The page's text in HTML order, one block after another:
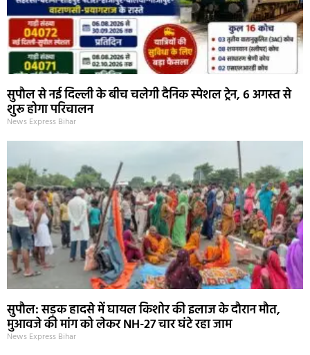
सुपौल से नई दिल्ली के बीच चलेगी दैनिक स्पेशल ट्रेन, 6 अगस्त से
शुरू होगा परिचालन
News Express Bihar
सुपौल: सड़क हादसे में घायल किशोर की इलाज के दौरान मौत,
मुआवजे की मांग को लेकर NH-27 चार घंटे रहा जाम
News Express Bihar